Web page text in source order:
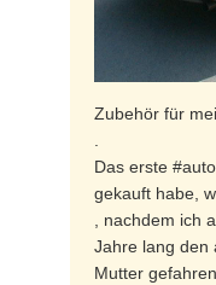
Zubehör für
Das erste
gekauft habe,
, nachdem ich
Jahre lang den
Mutter gefahren